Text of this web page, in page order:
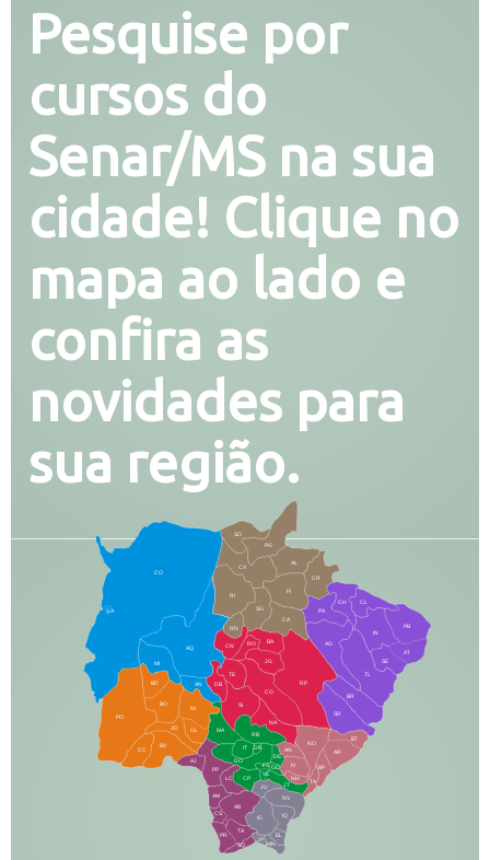
Pesquise por
cursos do
Senar/MS na sua
cidade! Clique no
mapa ao lado e
confira as
novidades para
sua região.
CO
AQ
MI
AN
CX
RI
AL
CR
FI
SG
BA
CA
PA
CH CL
PB
SE
TL
AG
BR
SR
BT
AR
RP
RO
JG
CG
SI
NA
TA
NH
JT
RB
MA
IT
DR
DO
CP
JU
NV
IQ
EL
BD
BO
NI
JD
PO
BV
CC
PP
AJ
LC
AM
AB
JP
DB
TE
CS
PR
TA
SQ
IG
MN
IN
NO
BP
RN
CN
GL
AN
IV
FS
VC
GD
DE
AT
PG
SO
LA